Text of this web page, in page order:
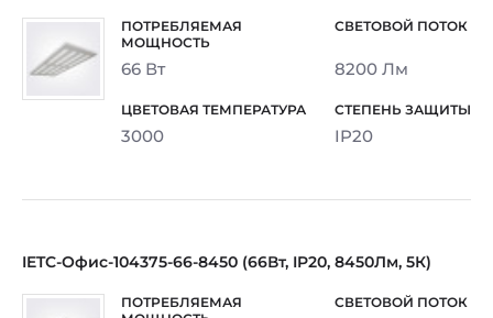
66 Вт 8200 Лм
3000 IP20
IETC-Офис-104375-66-8450 (66Вт, IP20, 8450Лм, 5К)